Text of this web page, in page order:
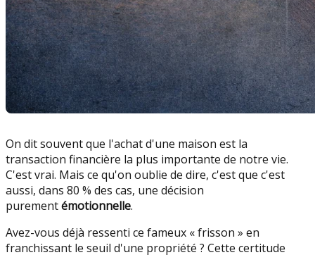
On dit souvent que l'achat d'une maison est la
transaction financière la plus importante de notre vie.
C'est vrai. Mais ce qu'on oublie de dire, c'est que c'est
aussi, dans 80 % des cas, une décision
purementémotionnelle.
Avez-vous déjà ressenti ce fameux « frisson » en
franchissant le seuil d'une propriété ? Cette certitude